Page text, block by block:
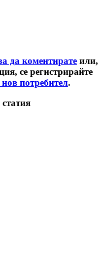
да коментирате или,
се регистрирайте
потребител.